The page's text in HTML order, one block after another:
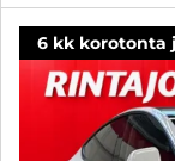
6 kk korotonta